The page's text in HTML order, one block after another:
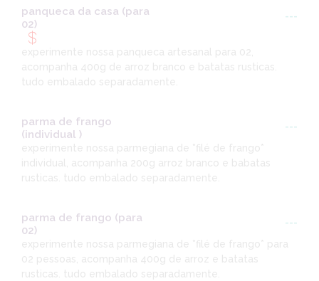
panqueca da casa (para
02)
---
experimente nossa panqueca artesanal para 02,
acompanha 400g de arroz branco e batatas rusticas.
parma de frango
(individual )
---
individual, acompanha 200g arroz branco e babatas
rusticas. tudo embalado separadamente.
parma de frango (para
02)
---
02 pessoas, acompanha 400g de arroz e batatas
rusticas. tudo embalado separadamente.